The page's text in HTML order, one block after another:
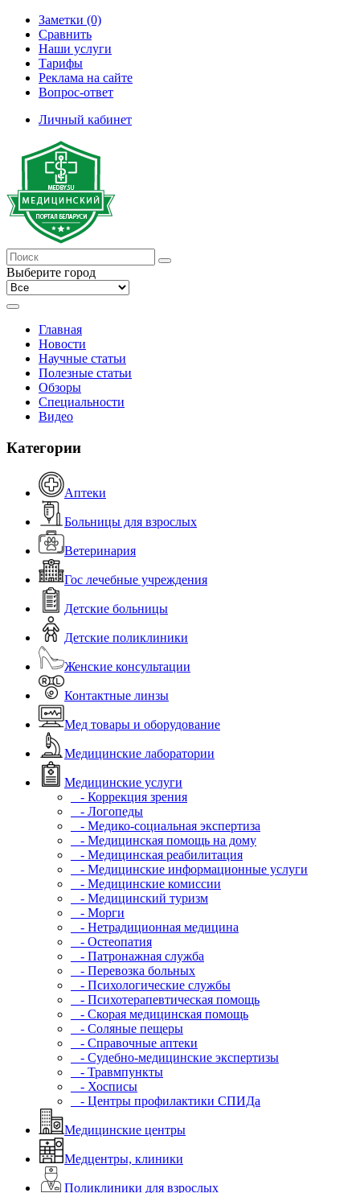
Заметки (0)
Сравнить
Наши услуги
Тарифы
Реклама на сайте
Вопрос-ответ
Личный кабинет
Выберите город
Главная
Новости
Научные статьи
Полезные статьи
Обзоры
Специальности
Видео
Категории
Аптеки
Больницы для взрослых
Ветеринария
Гос лечебные учреждения
Детские больницы
Детские поликлиники
Женские консультации
Контактные линзы
Мед товары и оборудование
Медицинские лаборатории
Медицинские услуги
- Коррекция зрения
- Логопеды
- Медико-социальная экспертиза
- Медицинская помощь на дому
- Медицинская реабилитация
- Медицинские информационные услуги
- Медицинские комиссии
- Медицинский туризм
- Морги
- Нетрадиционная медицина
- Остеопатия
- Патронажная служба
- Перевозка больных
- Психологические службы
- Психотерапевтическая помощь
- Скорая медицинская помощь
- Соляные пещеры
- Справочные аптеки
- Судебно-медицинские экспертизы
- Травмпункты
- Хосписы
- Центры профилактики СПИДа
Медицинские центры
Медцентры, клиники
Поликлиники для взрослых